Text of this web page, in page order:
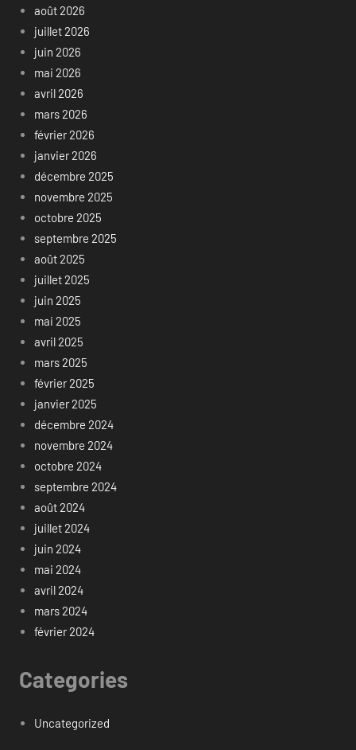
août 2026
juillet 2026
juin 2026
mai 2026
avril 2026
mars 2026
février 2026
janvier 2026
décembre 2025
novembre 2025
octobre 2025
septembre 2025
août 2025
juillet 2025
juin 2025
mai 2025
avril 2025
mars 2025
février 2025
janvier 2025
décembre 2024
novembre 2024
octobre 2024
septembre 2024
août 2024
juillet 2024
juin 2024
mai 2024
avril 2024
mars 2024
février 2024
Categories
Uncategorized